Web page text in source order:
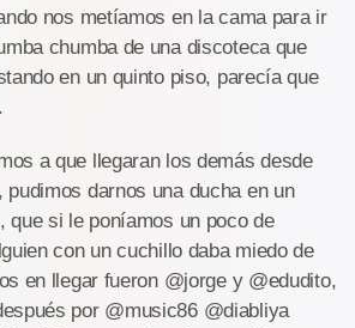
nos metíamos en la cama para ir
chumba de una discoteca que
en un quinto piso, parecía que
a que llegaran los demás desde
darnos una ducha en un
que si le poníamos un poco de
con un cuchillo daba miedo de
en llegar fueron @jorge y @edudito,
por @music86 @diabliya